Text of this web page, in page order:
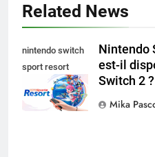
Related News
nintendo switch
sport resort
nintendo switch
Nintendo
est-il
Switch 2 ?
Mika